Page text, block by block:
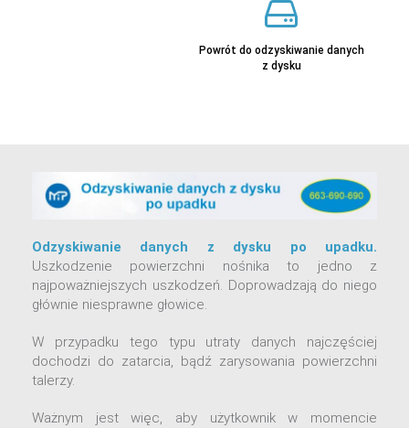
Powrót do odzyskiwanie danych
z dysku
Odzyskiwanie danych z dysku po upadku.
Uszkodzenie powierzchni nośnika to jedno z
najpoważniejszych uszkodzeń. Doprowadzają do niego
głównie niesprawne głowice.
W przypadku tego typu utraty danych najczęściej
dochodzi do zatarcia, bądź zarysowania powierzchni
talerzy.
Ważnym jest więc, aby użytkownik w momencie